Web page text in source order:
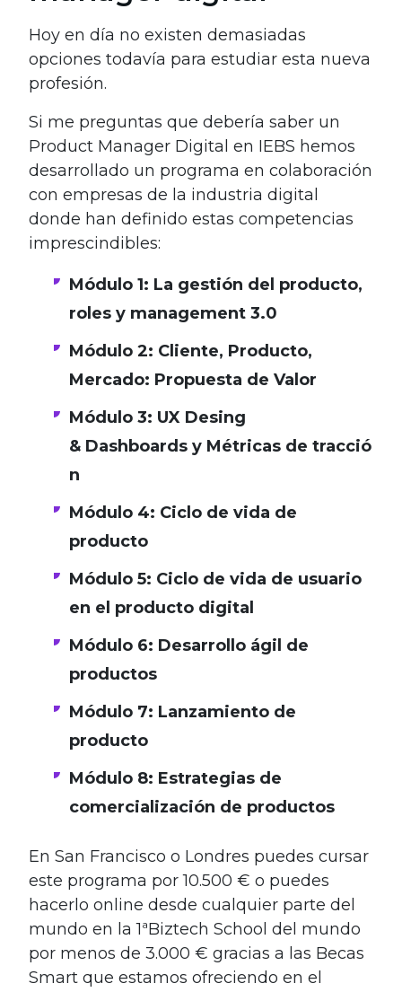
Hoy en día no existen demasiadas
opciones todavía para estudiar esta nueva
profesión.
Si me preguntas que debería saber un
Product Manager Digital en IEBS hemos
desarrollado un programa en colaboración
con empresas de la industria digital
donde han definido estas competencias
imprescindibles:
Módulo 1: La gestión del producto,
roles y management 3.0
Módulo 2: Cliente, Producto,
Mercado: Propuesta de Valor
Módulo 3: UX Desing
& Dashboards y Métricas de tracció
n
Módulo 4: Ciclo de vida de
producto
Módulo 5: Ciclo de vida de usuario
en el producto digital
Módulo 6: Desarrollo ágil de
productos
Módulo 7: Lanzamiento de
producto
Módulo 8: Estrategias de
comercialización de productos
En San Francisco o Londres puedes cursar
este programa por 10.500 € o puedes
hacerlo online desde cualquier parte del
mundo en la 1ªBiztech School del mundo
por menos de 3.000 € gracias a las Becas
Smart que estamos ofreciendo en el